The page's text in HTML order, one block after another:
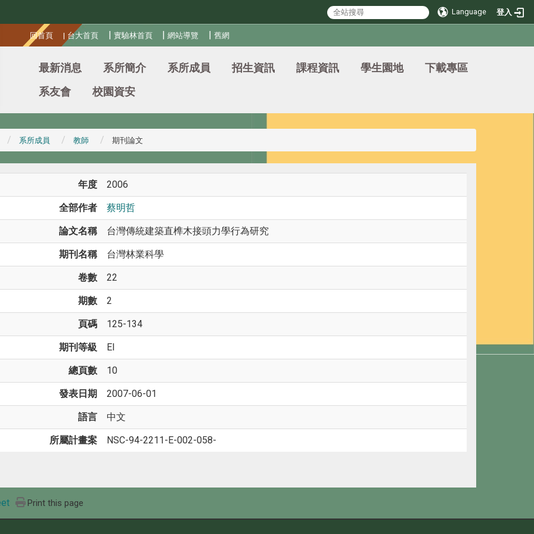
Language 登入
回首頁 | 台大首頁 | 實驗林首頁 |網站導覽 |舊網
最新消息 系所簡介 系所成員 招生資訊 課程資訊 學生園地
下載專區
系友會
校園資安
系所成員 教師 期刊論文
年度 2006
全部作者 蔡明哲
論文名稱 台灣傳統建築直榫木接頭力學行為研究
期刊名稱 台灣林業科學
卷數 22
期數 2
頁碼 125-134
期刊等級 EI
總頁數 10
發表日期 2007-06-01
語言 中文
所屬計畫案 NSC-94-2211-E-002-058-
Print this page